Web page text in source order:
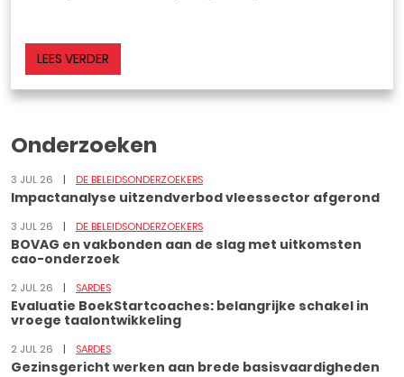
LEES VERDER
Onderzoeken
3 JUL 26 DE BELEIDSONDERZOEKERS
Impactanalyse uitzendverbod vleessector afgerond
3 JUL 26 DE BELEIDSONDERZOEKERS
BOVAG en vakbonden aan de slag met uitkomsten
cao-onderzoek
2 JUL 26 SARDES
Evaluatie BoekStartcoaches: belangrijke schakel in
vroege taalontwikkeling
2 JUL 26 SARDES
Gezinsgericht werken aan brede basisvaardigheden